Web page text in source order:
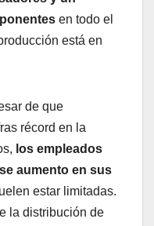
en todo el
está en
de que
récord en la
los empleados
aumento en sus
estar limitadas.
la distribución de